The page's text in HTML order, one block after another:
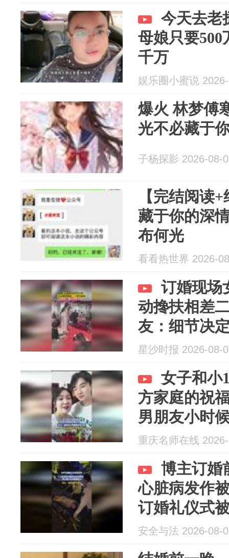
今天去老
母娘只要500
千万
娱乐圈小蜜说
爆火 林梦傅
光不必藏于
子杨探影 2026-08-
【完结阅读
藏于你的深
布何光
看看热世界 2026-
订婚现场
动搀扶相差
友：细节决
星沙时报 2026-08-
女子和小
方家庭的祝
男朋友小时
重庆名师在线
博主订婚
心脏病发作
订婚礼仪式
安全与法 2026-08-